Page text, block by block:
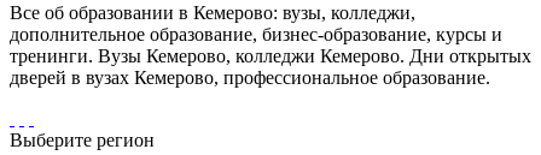
Все об образовании в Кемерово: вузы, колледжи,
дополнительное образование, бизнес-образование, курсы и
тренинги. Вузы Кемерово, колледжи Кемерово. Дни открытых
дверей в вузах Кемерово, профессиональное образование.
Выберите регион